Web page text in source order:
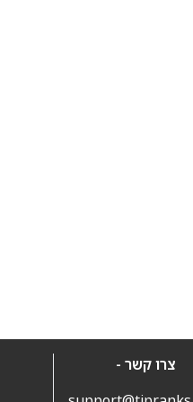
צרו קשר -